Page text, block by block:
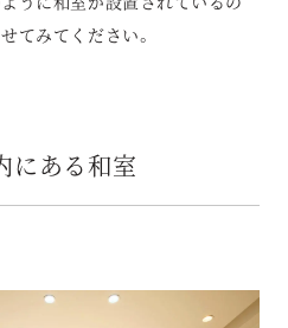
てみてください。
ある和室